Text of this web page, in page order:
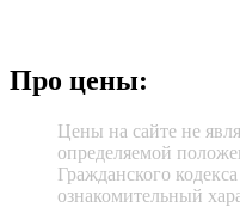
Про цены:
Цены на сайте не
определяемой
Гражданского
ознакомительный